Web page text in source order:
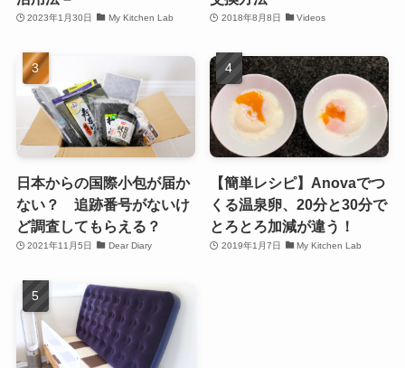
2023年1月30日 My Kitchen Lab 2018年8月8日 Videos
日本からの国際小包が届か
ない？ 追跡番号がないけ
ど調査してもらえる？
2021年11月5日 Dear Diary
【簡単レシピ】Anovaでつ
くる温泉卵、20分と30分で
とろとろ加減が違う！
2019年1月7日 My Kitchen Lab